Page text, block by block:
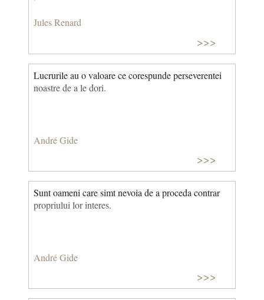
Jules Renard
>>>
Lucrurile au o valoare ce corespunde perseverentei
noastre de a le dori.
André Gide
>>>
Sunt oameni care simt nevoia de a proceda contrar
propriului lor interes.
André Gide
>>>